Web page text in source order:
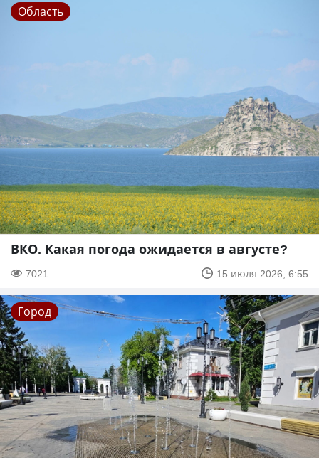
Область
ВКО. Какая погода ожидается в августе?
7021 15 июля 2026, 6:55
Город